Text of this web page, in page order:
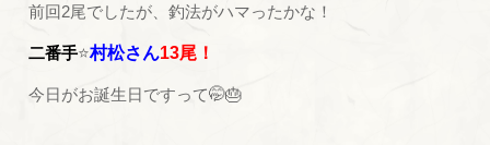
前回2尾でしたが、釣法がハマったかな！
二番手⭐村松さん13尾！
今日がお誕生日ですって🤭🎂